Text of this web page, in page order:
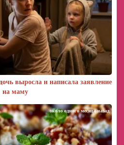
выросла и написала заявление
на маму
около одного месяца назад